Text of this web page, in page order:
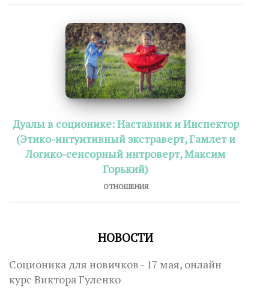
Дуалы в соционике: Наставник и Инспектор
(Этико-интуитивный экстраверт, Гамлет и
Логико-сенсорный интроверт, Максим
Горький)
ОТНОШЕНИЯ
НОВОСТИ
Соционика для новичков - 17 мая, онлайн
курс Виктора Гуленко